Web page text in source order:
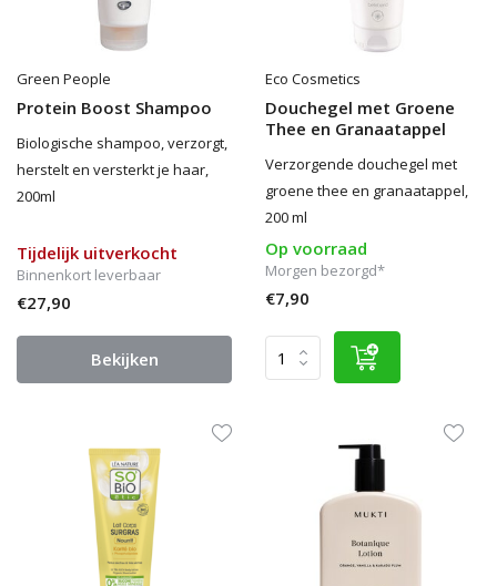
Green People
Protein Boost Shampoo
Biologische shampoo, verzorgt,
herstelt en versterkt je haar,
200ml
Tijdelijk uitverkocht
Binnenkort leverbaar
€27,90
Bekijken
Eco Cosmetics
Douchegel met Groene
Thee en Granaatappel
Verzorgende douchegel met
groene thee en granaatappel,
200 ml
Op voorraad
Morgen bezorgd*
€7,90